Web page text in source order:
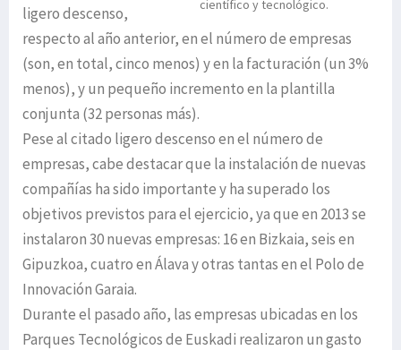
científico y tecnológico.
ligero descenso,
respecto al año anterior, en el número de empresas
(son, en total, cinco menos) y en la facturación (un 3%
menos), y un pequeño incremento en la plantilla
conjunta (32 personas más).
Pese al citado ligero descenso en el número de
empresas, cabe destacar que la instalación de nuevas
compañías ha sido importante y ha superado los
objetivos previstos para el ejercicio, ya que en 2013 se
instalaron 30 nuevas empresas: 16 en Bizkaia, seis en
Gipuzkoa, cuatro en Álava y otras tantas en el Polo de
Innovación Garaia.
Durante el pasado año, las empresas ubicadas en los
Parques Tecnológicos de Euskadi realizaron un gasto